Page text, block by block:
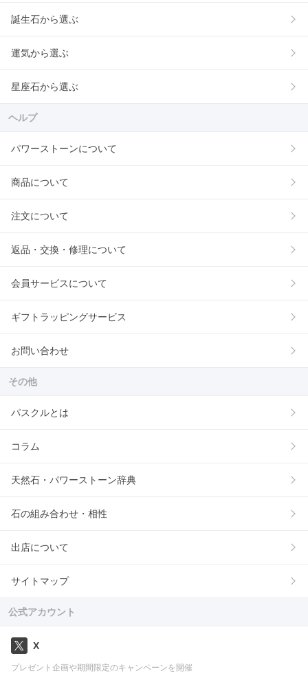
誕生石から選ぶ
運気から選ぶ
星座石から選ぶ
ヘルプ
パワーストーンについて
商品について
注文について
返品・交換・修理について
会員サービスについて
ギフトラッピングサービス
お問い合わせ
その他
パスクルとは
コラム
天然石・パワーストーン辞典
石の組み合わせ・相性
出店について
サイトマップ
公式アカウント
X
プレゼント企画や期間限定のキャンペーンを開催